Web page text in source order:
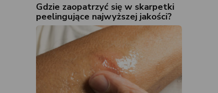
Gdzie zaopatrzyć się w skarpetki
peelingujące najwyższej jakości?